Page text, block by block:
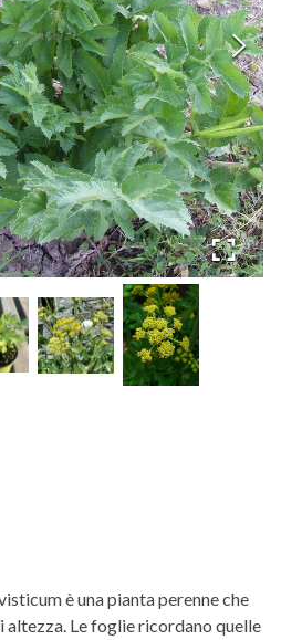
è una pianta perenne che
altezza. Le foglie ricordano quelle